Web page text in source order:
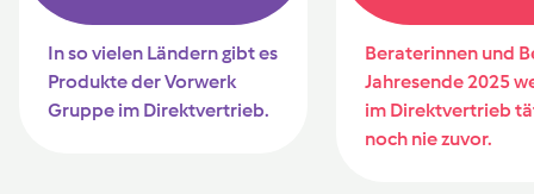
In so vielen Ländern gibt es
Produkte der Vorwerk
Gruppe im Direktvertrieb.
Beraterinnen und
Jahresende 2025
im Direktvertrieb
noch nie zuvor.